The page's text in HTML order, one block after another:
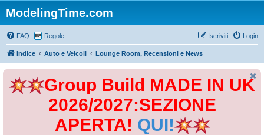
ModelingTime.com
FAQ Regole Login
Iscriviti
Indice Auto e Veicoli Lounge Room, Recensioni e News
Group Build MADE IN UK
2026/2027:SEZIONE
APERTA! QUI!